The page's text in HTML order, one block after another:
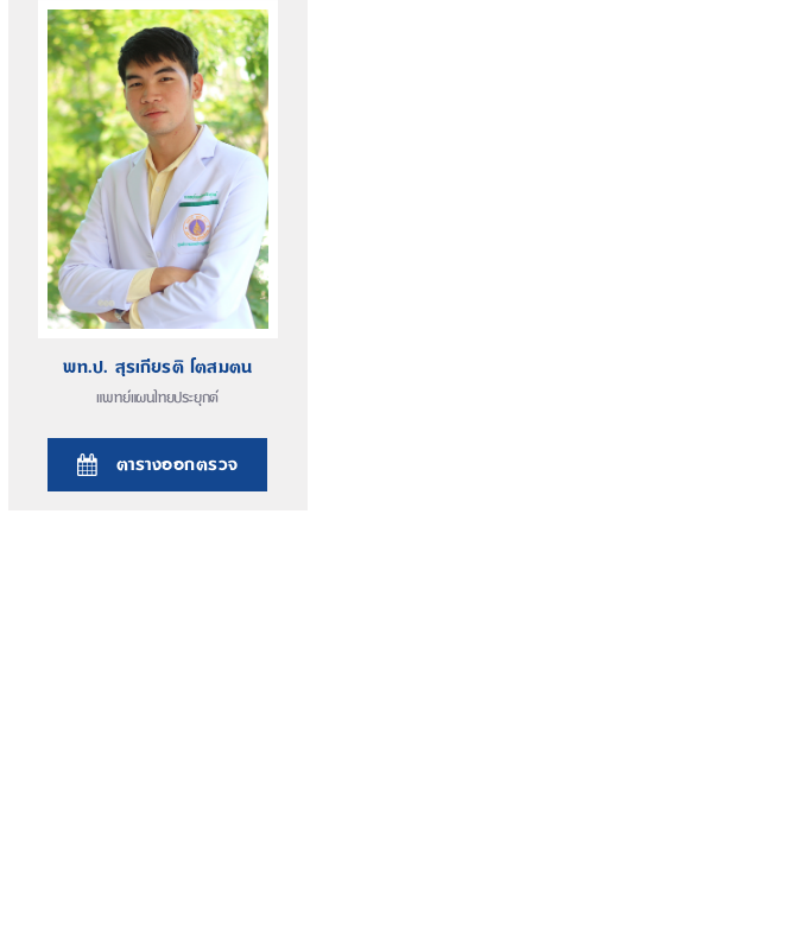
แพทย์แผนไทยประยุกต์
พท.ป. สุรเกียรติ โตสมตน
ตารางออกตรวจ